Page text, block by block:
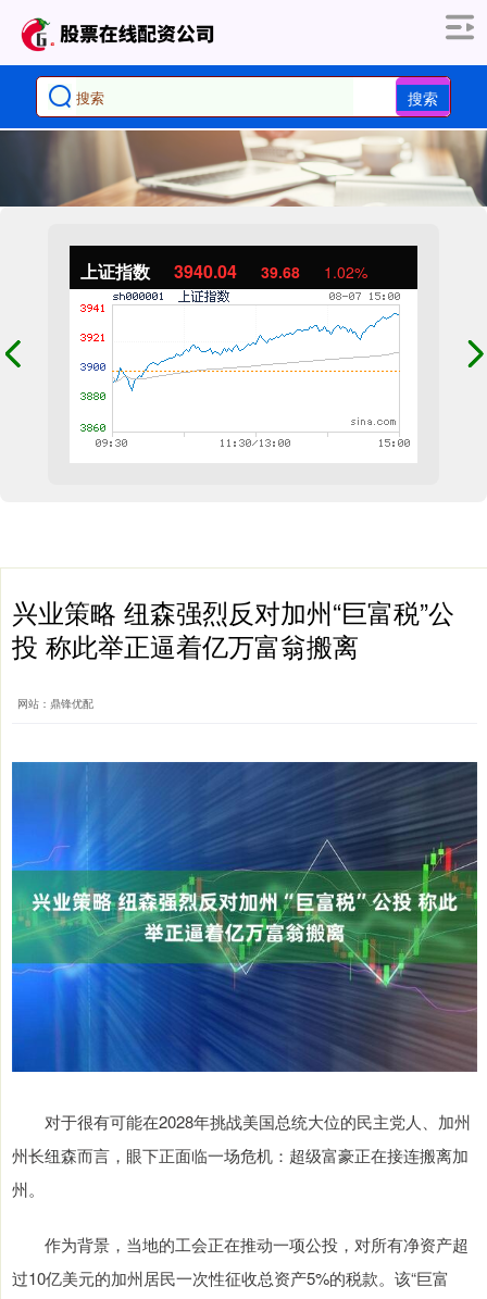
搜索
上证指数 3940.04 39.68 1.02%
兴业策略 纽森强烈反对加州“巨富税”公
投 称此举正逼着亿万富翁搬离
网站：鼎锋优配
对于很有可能在2028年挑战美国总统大位的民主党人、加州
州长纽森而言，眼下正面临一场危机：超级富豪正在接连搬离加
州。
作为背景，当地的工会正在推动一项公投，对所有净资产超
过10亿美元的加州居民一次性征收总资产5%的税款。该“巨富